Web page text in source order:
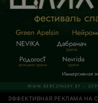
ЭФФЕКТИВНАЯ РЕКЛАМА НА